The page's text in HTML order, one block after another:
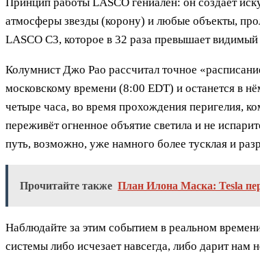
Принцип работы LASCO гениален: он создаёт
атмосферы звезды (корону) и любые объекты,
LASCO C3, которое в 32 раза превышает
Колумнист Джо Рао рассчитал точное
московскому времени (8:00 EDT) и останется в
четыре часа, во время прохождения перигелия,
переживёт огненное объятие светила и не
путь, возможно, уже намного более тусклая и
Прочитайте также План Илона Маска: Tesla
Наблюдайте за этим событием в реальном
системы либо исчезает навсегда, либо дарит нам